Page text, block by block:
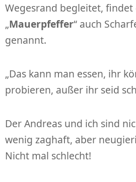
Wegesrand begleitet, findet
„Mauerpfeffer“ auch
genannt.
„Das kann man essen, ihr
probieren, außer ihr seid
Der Andreas und ich sind
wenig zaghaft, aber
Nicht mal schlecht!